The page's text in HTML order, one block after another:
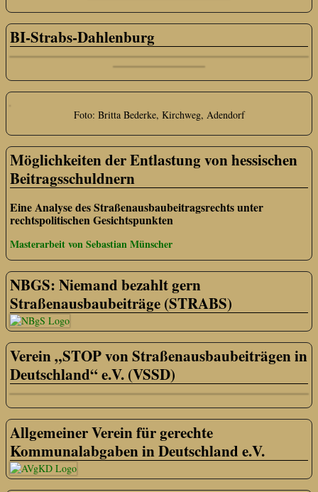
BI-Strabs-Dahlenburg
Foto: Britta Bederke, Kirchweg, Adendorf
Möglichkeiten der Entlastung von hessischen
Beitragsschuldnern
Eine Analyse des Straßenausbaubeitragsrechts unter
rechtspolitischen Gesichtspunkten
Masterarbeit von Sebastian Münscher
NBGS: Niemand bezahlt gern
Straßenausbaubeiträge (STRABS)
Verein „STOP von Straßenausbaubeiträgen in
Deutschland“ e.V. (VSSD)
Allgemeiner Verein für gerechte
Kommunalabgaben in Deutschland e.V.